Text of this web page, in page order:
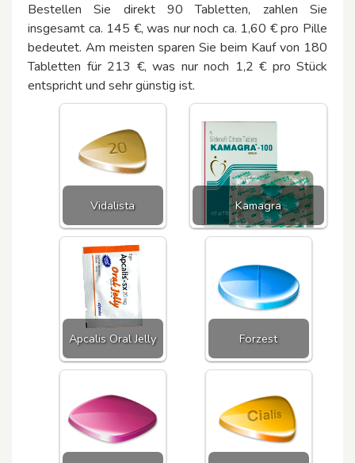
Bestellen Sie direkt 90 Tabletten, zahlen Sie
insgesamt ca. 145 €, was nur noch ca. 1,60 € pro Pille
bedeutet. Am meisten sparen Sie beim Kauf von 180
Tabletten für 213 €, was nur noch 1,2 € pro Stück
entspricht und sehr günstig ist.
Vidalista Kamagra
Apcalis Oral Jelly Forzest